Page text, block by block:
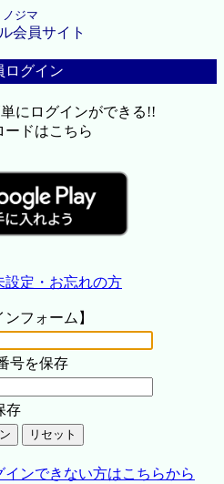
ノジマ
会員サイト
ログイン
にログインができる!!
ードはこちら
設定・お忘れの方
ンフォーム】
号を保存
存
ンできない方はこちらから